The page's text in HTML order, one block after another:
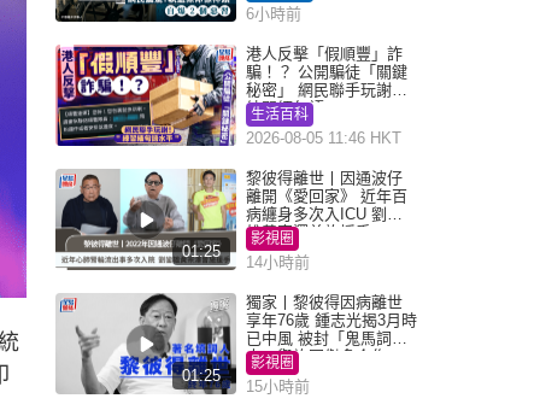
6小時前
港人反擊「假順豐」詐
騙！？ 公開騙徒「關鍵
秘密」 網民聯手玩謝：
練習緬甸語
生活百科
2026-08-05 11:46 HKT
01:25
黎彼得離世丨因通波仔
離開《愛回家》 近年百
病纏身多次入ICU 劉鑾
雄黃宗澤曾施援手
影視圈
14小時前
01:25
獨家丨黎彼得因病離世
享年76歲 鍾志光揭3月時
已中風 被封「鬼馬詞
人」與許冠傑多合作
影視圈
15小時前